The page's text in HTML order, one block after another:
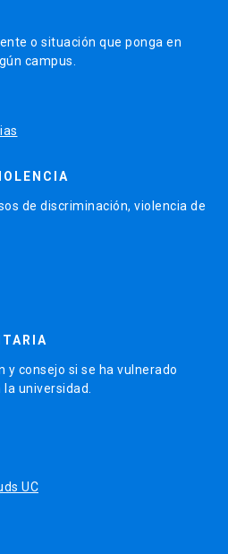
o situación que ponga en
campus.
de discriminación, violencia de
consejo si se ha vulnerado
universidad.
UC